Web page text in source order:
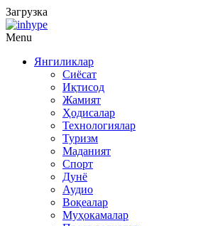
Загрузка
Menu
Янгиликлар
Сиёсат
Иқтисод
Жамият
Ҳодисалар
Технологиялар
Туризм
Маданият
Спорт
Дунё
Аудио
Воқеалар
Муҳокамалар